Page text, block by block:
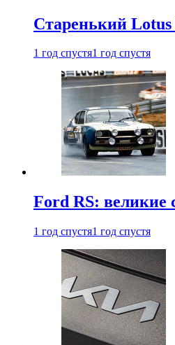
Старенький Lotus
1 год спустя1 год спустя
Ford RS: великие
1 год спустя1 год спустя